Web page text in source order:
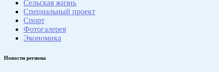
Сельская жизнь
Специальный проект
Спорт
Фотогалерея
Экономика
Новости региона